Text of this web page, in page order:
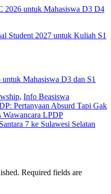
2026 untuk Mahasiswa D3 D4
Student 2027 untuk Kuliah S1
Mahasiswa D3 dan S1
, Info Beasiswa
Pertanyaan Absurd Tapi Gak
Wawancara LPDP
7 ke Sulawesi Selatan
Required fields are